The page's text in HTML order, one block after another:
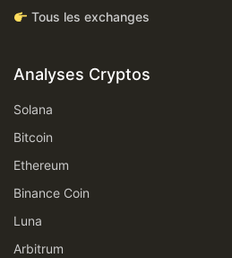
Tous les exchanges
Analyses Cryptos
Solana
Bitcoin
Ethereum
Binance Coin
Luna
Arbitrum